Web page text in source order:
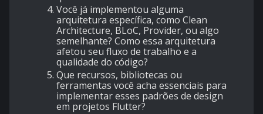
Você já implementou alguma
arquitetura específica, como Clean
Architecture, BLoC, Provider, ou algo
semelhante? Como essa arquitetura
afetou seu fluxo de trabalho e a
qualidade do código?
Que recursos, bibliotecas ou
ferramentas você acha essenciais para
implementar esses padrões de design
em projetos Flutter?